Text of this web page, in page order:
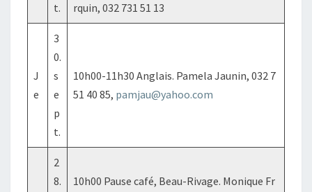
t.
rquin, 032 731 51 13
J
e
3
0.
s
e
p
t.
10h00-11h30 Anglais. Pamela Jaunin, 032 7
51 40 85, pamjau@yahoo.com
2
8.
10h00 Pause café, Beau-Rivage. Monique Fr